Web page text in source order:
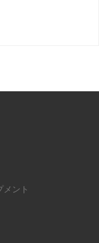
ント